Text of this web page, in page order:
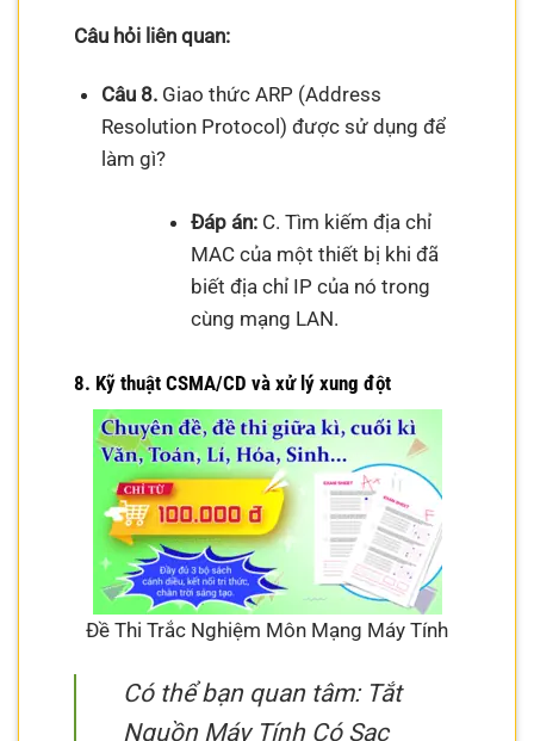
Câu hỏi liên quan:
Câu 8.Giao thức ARP (Address
Resolution Protocol) được sử dụng để
làm gì?
Đáp án:C. Tìm kiếm địa chỉ
MAC của một thiết bị khi đã
biết địa chỉ IP của nó trong
cùng mạng LAN.
8. Kỹ thuật CSMA/CD và xử lý xung đột
Đề Thi Trắc Nghiệm Môn Mạng Máy Tính
Có thể bạn quan tâm: Tắt
Nguồn Máy Tính Có Sạc